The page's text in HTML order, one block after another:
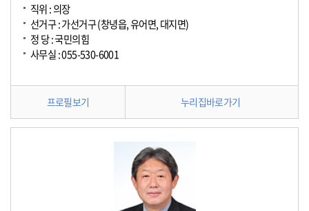
직위 : 의장
선거구 : 가선거구 (창녕읍, 유어면, 대지면)
정 당 : 국민의힘
사무실 : 055-530-6001
프로필보기 누리집바로가기